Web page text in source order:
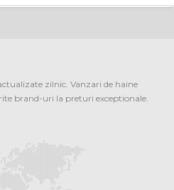
zilnic. Vanzari de haine
brand-uri la preturi exceptionale.